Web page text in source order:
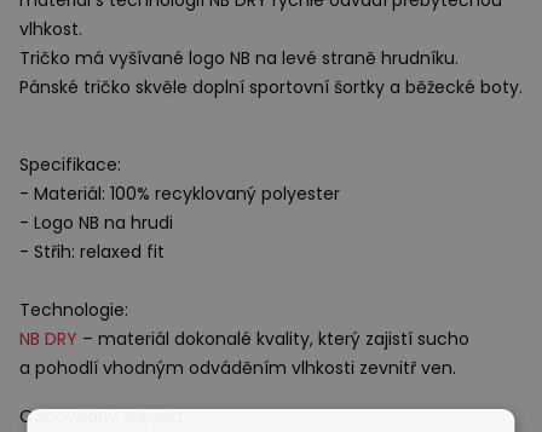
vlhkost.
Tričko má vyšívané logo NB na levé straně hrudníku.
Pánské tričko skvěle doplní sportovní šortky a běžecké boty.
Specifikace:
- Materiál: 100% recyklovaný polyester
- Logo NB na hrudi
- Střih: relaxed fit
Technologie:
NB DRY – materiál dokonalé kvality, který zajistí sucho
a pohodlí vhodným odváděním vlhkosti zevnitř ven.
Odpovědný subjekt: